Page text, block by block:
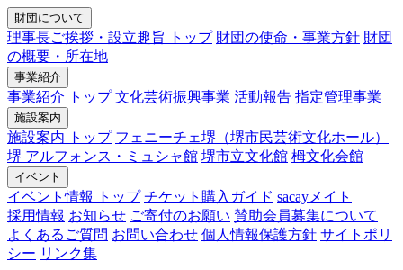
財団について
理事長ご挨拶・設立趣旨 トップ 財団の使命・事業方針 財団
の概要・所在地
事業紹介
事業紹介 トップ 文化芸術振興事業 活動報告 指定管理事業
施設案内
施設案内 トップ フェニーチェ堺（堺市民芸術文化ホール）
堺 アルフォンス・ミュシャ館 堺市立文化館 栂文化会館
イベント
イベント情報 トップ チケット購入ガイド sacayメイト
採用情報 お知らせ ご寄付のお願い 賛助会員募集について
よくあるご質問 お問い合わせ 個人情報保護方針 サイトポリ
シー リンク集